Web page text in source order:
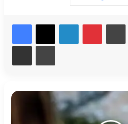
Facebook
X LinkedinPinterest
Compartilhar via e-mail Imprimir
Roubo